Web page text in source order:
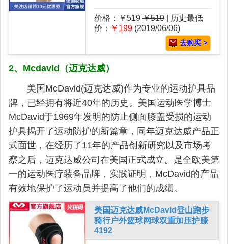
价格：￥519 ￥519 | 历史最低
价：
￥199 (2019/06/06)
去购买 >
2、Mcdavid（迈克达威）
美国McDavid(迈克达威)作为专业的运动护具品
牌，已经拥有将近40年的历史。美国运动医学博士
McDavid于1969年发明的防止侧面膝盖受损的运动
护具揭开了运动防护的新篇章，同年迈克达威产品正
式面世，在经历了11年的产品创新研究以及市场考
察之后，迈克达威公司在美国正式成立。是全欧美第
一的运动医疗装备品牌，实践证明，McDavid的产品
有效地保护了运动员并提高了他们的成绩。
美国迈克达威McDavid登山跑步
骑行户外篮球网球双重加压护膝
4192